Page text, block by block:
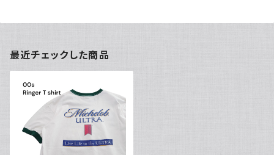
最近チェックした商品